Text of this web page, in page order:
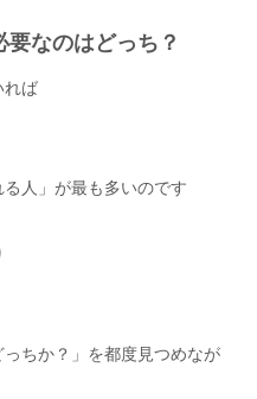
要なのはどっち？
れば
人」が最も多いのです
ちか？」を都度見つめなが